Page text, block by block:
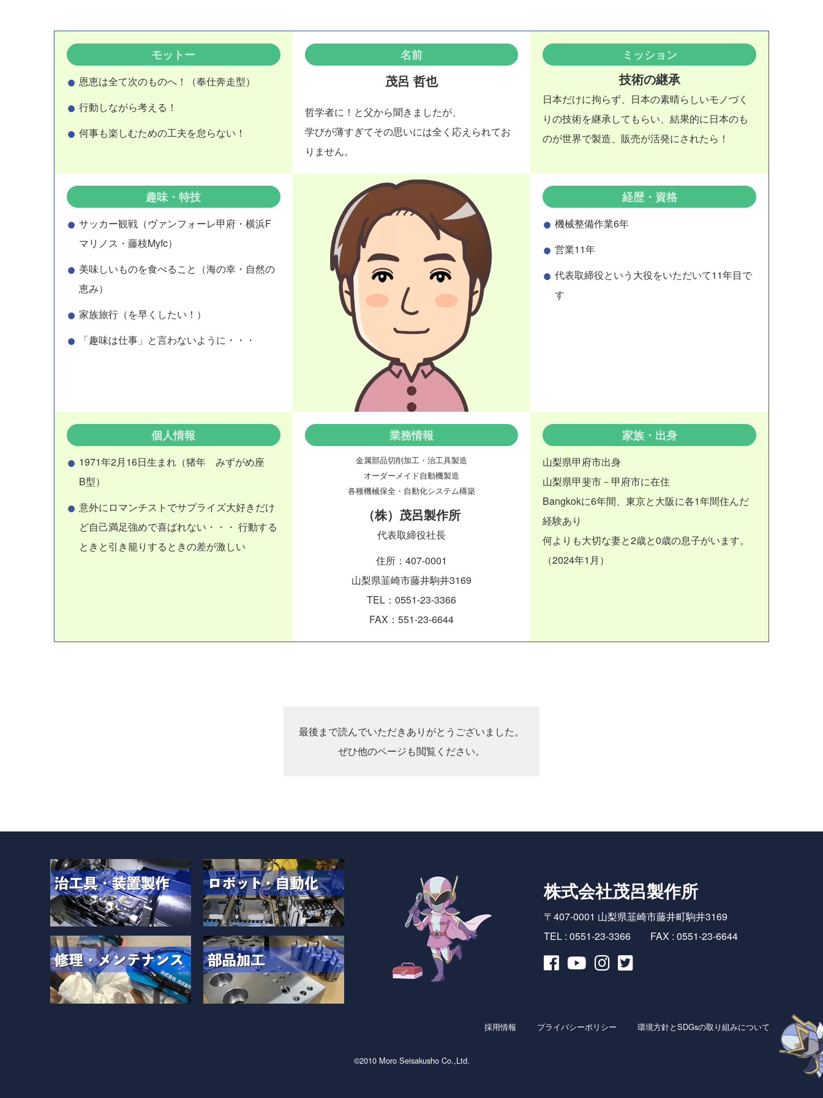
モットー
恩恵は全て次のものへ！（奉仕奔走型）
行動しながら考える！
何事も楽しむための工夫を怠らない！
名前
茂呂 哲也
哲学者に！と父から聞きましたが、
学びが薄すぎてその思いには全く応えられてお
りません。
ミッション
技術の継承
日本だけに拘らず、日本の素晴らしいモノづく
りの技術を継承してもらい、結果的に日本のも
のが世界で製造、販売が活発にされたら！
趣味・特技
サッカー観戦（ヴァンフォーレ甲府・横浜F
マリノス・藤枝Myfc）
美味しいものを食べること（海の幸・自然の
恵み）
家族旅行（を早くしたい！）
「趣味は仕事」と言わないように・・・
経歴・資格
機械整備作業6年
営業11年
代表取締役という大役をいただいて11年目で
す
個人情報
1971年2月16日生まれ（猪年 みずがめ座
B型）
意外にロマンチストでサプライズ大好きだけ
ど自己満足強めで喜ばれない・・・ 行動する
ときと引き籠りするときの差が激しい
業務情報
金属部品切削加工・治工具製造
オーダーメイド自動機製造
各種機械保全・自動化システム構築
（株）茂呂製作所
代表取締役社長
住所：407-0001
山梨県韮崎市藤井駒井3169
TEL：0551-23-3366
FAX：551-23-6644
家族・出身
山梨県甲府市出身
山梨県甲斐市－甲府市に在住
Bangkokに6年間、東京と大阪に各1年間住んだ
経験あり
何よりも大切な妻と2歳と0歳の息子がいます。
（2024年1月）
最後まで読んでいただきありがとうございました。
ぜひ他のページも閲覧ください。
株式会社茂呂製作所
〒407-0001 山梨県韮崎市藤井町駒井3169
TEL : 0551-23-3366
FAX : 0551-23-6644
採用情報 プライバシーポリシー 環境方針とSDGsの取り組みについて
©2010 Moro Seisakusho Co.,Ltd.